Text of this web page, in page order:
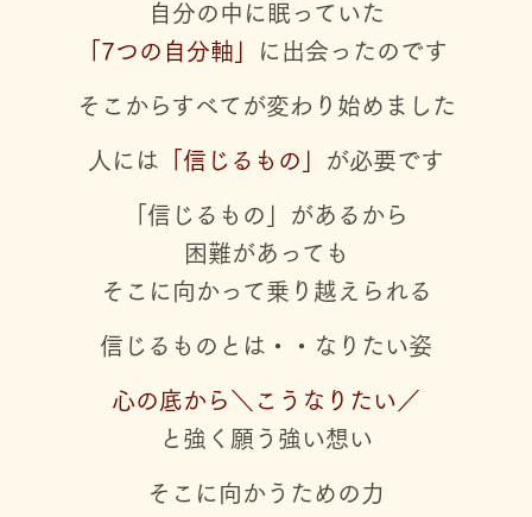
自分の中に眠っていた
「7つの自分軸」
に出会ったのです
そこからすべてが変わり始めました
人には 「信じるもの」 が必要です
「信じるもの」があるから
困難があっても
そこに向かって乗り越えられる
信じるものとは・・なりたい姿
心の底から＼こうなりたい／
と強く願う強い想い
そこに向かうための力